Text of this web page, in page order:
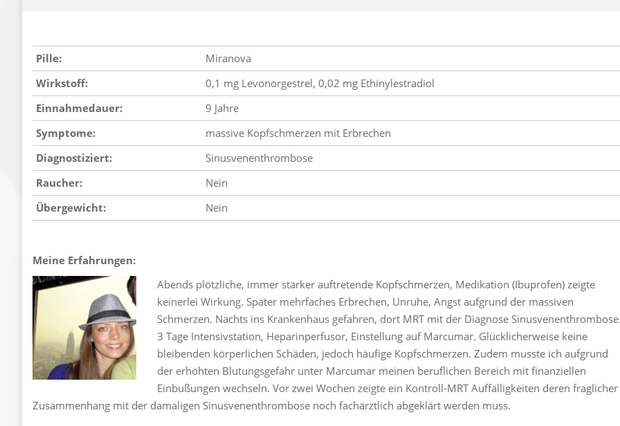
Pille:
Miranova
Wirkstoff:
0,1 mg Levonorgestrel, 0,02 mg Ethinylestradiol
Einnahmedauer:
9 Jahre
Symptome:
massive Kopfschmerzen mit Erbrechen
Diagnostiziert:
Sinusvenenthrombose
Raucher:
Nein
Übergewicht:
Nein
Meine Erfahrungen:
Abends plötzliche, immer stärker auftretende Kopfschmerzen, Medikation (Ibuprofen) zeigte
keinerlei Wirkung. Später mehrfaches Erbrechen, Unruhe, Angst aufgrund der massiven
Schmerzen. Nachts ins Krankenhaus gefahren, dort MRT mit der Diagnose Sinusvenenthrombose.
3 Tage Intensivstation, Heparinperfusor, Einstellung auf Marcumar. Glücklicherweise keine
bleibenden körperlichen Schäden, jedoch häufige Kopfschmerzen. Zudem musste ich aufgrund
der erhöhten Blutungsgefahr unter Marcumar meinen beruflichen Bereich mit finanziellen
Einbußungen wechseln. Vor zwei Wochen zeigte ein Kontroll-MRT Auffälligkeiten deren fraglicher
Zusammenhang mit der damaligen Sinusvenenthrombose noch fachärztlich abgeklärt werden muss.